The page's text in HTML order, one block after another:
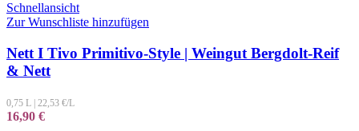
Schnellansicht
Zur Wunschliste hinzufügen
Nett I Tivo Primitivo-Style | Weingut Bergdolt-Reif
& Nett
0,75 L | 22,53 €/L
16,90 €